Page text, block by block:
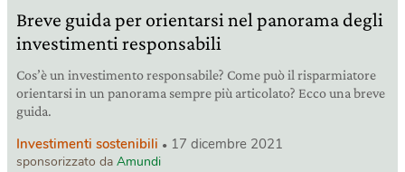
Breve guida per orientarsi nel panorama degli
investimenti responsabili
Cos’è un investimento responsabile? Come può il risparmiatore
orientarsi in un panorama sempre più articolato? Ecco una breve
guida.
Investimenti sostenibili 17 dicembre 2021
sponsorizzato da Amundi